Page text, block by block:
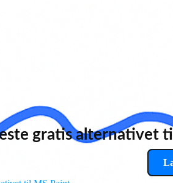
gratis alternativet